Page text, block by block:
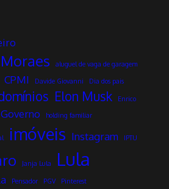
aluguel de vaga de garagem
CPMI Davide Giovanni Dia dos pais
Elon Musk
Enrico
Governo holding familiar
imóveis Instagram IPTU
Janja Lula Lula
Pensador PGV Pinterest